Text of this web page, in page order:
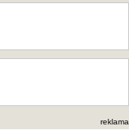
reklama